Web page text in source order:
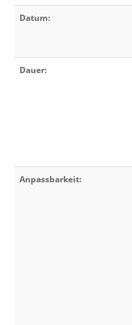
Datum:
Dauer:
Anpassbarkeit: